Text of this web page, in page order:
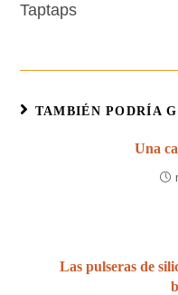
Taptaps
TAMBIÉN PODRÍA
Una
Las pulseras de